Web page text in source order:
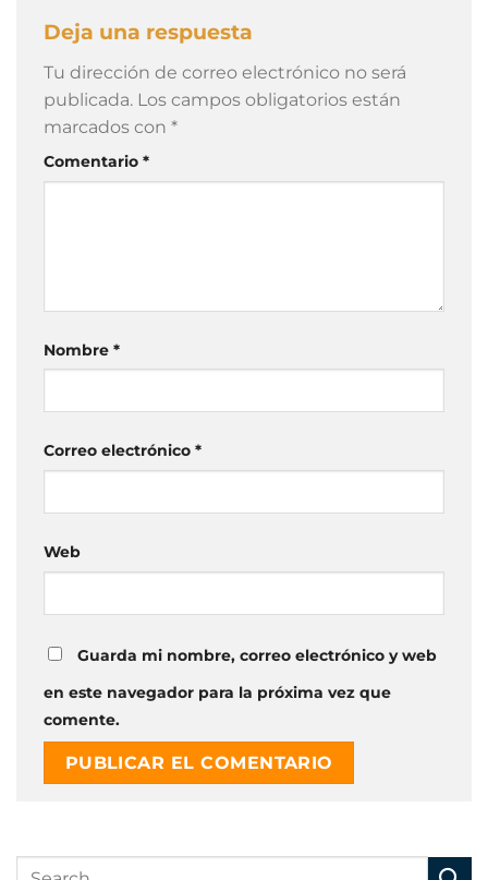
Deja una respuesta
Tu dirección de correo electrónico no será
publicada. Los campos obligatorios están
marcados con *
Comentario *
Nombre *
Correo electrónico *
Web
Guarda mi nombre, correo electrónico y web
en este navegador para la próxima vez que
comente.